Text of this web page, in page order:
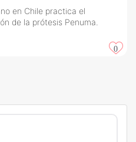
en Chile practica el
de la prótesis Penuma.
0